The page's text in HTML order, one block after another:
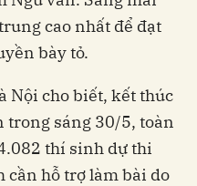
cao nhất để đạt
bày tỏ.
Nội cho biết, kết thúc
trong sáng 30/5, toàn
thí sinh dự thi
cần hỗ trợ làm bài do